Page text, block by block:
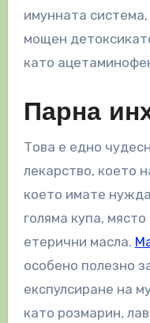
имунната
мощен
като
Парна
Това е едно
лекарство, което
което имате
голяма купа,
етерични масла.
особено полезно
експулсиране на
като розмарин,